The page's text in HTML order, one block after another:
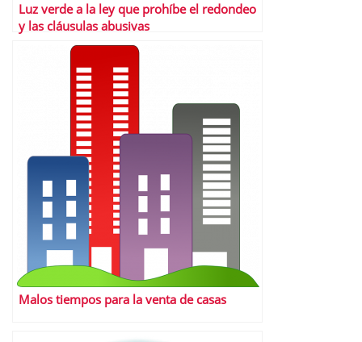
Luz verde a la ley que prohíbe el redondeo
y las cláusulas abusivas
Malos tiempos para la venta de casas